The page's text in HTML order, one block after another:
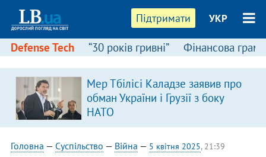
Підтримати УКР
Defense Tech “30 років гривні” Фінансова
Мер Тбілісі Каладзе заявив про
обман України і Грузії з боку
НАТО
Головна — Суспільство — Війна — 5 квітня 2025, 21:39